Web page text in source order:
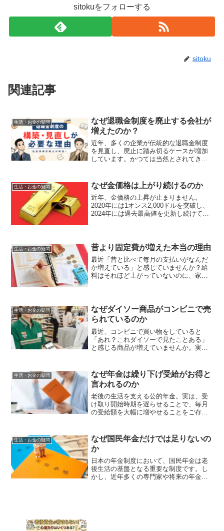
sitokuをフォローする
sitoku
関連記事
生活・お金の疑問
なぜ退職金制度を廃止する会社が
増えたのか？
近年、多くの企業が伝統的な退職金制度
を見直し、廃止に踏み切るケースが増加
しています。かつては当然とされてきた
検討していた際に「退職金がない会社が
思った以上に多くて驚いた...
生活・お金の疑問 なぜ金価格は上がり続けるのか
近年、金価格の上昇が止まりません。
2020年には1オンス2,000ドルを突破し、
2024年には過去最高値を更新し続けてい
を...
生活・お金の疑問 昔より固定費が増えた本当の理由
最近「昔と比べて毎月の支払いがなんだ
か増えている」と感じていませんか？給
料はそれほど上がっていないのに、家計
りません。社会構造の変化...
生活・お金の疑問
なぜダイソー商品がコンビニで売
られているのか
最近、コンビニで買い物をしていると
「あれ？これダイソーで見たことある」
と感じる商品が増えていませんか。実
です。100円ショップの代表格であるダイ
ソーの商品が、なぜ定価よ...
生活・お金の疑問
なぜ年金は繰り下げ受給がお得と
言われるのか
老後の生活を支える公的年金。実は、受
け取り開始時期を遅らせることで、毎月
の受給額を大幅に増やせることをご存知
ンナーから「繰り下げ受給」という制度
について詳しく教えていた...
生活・お金の疑問
なぜ国民年金だけでは足りないの
か
日本の年金制度において、国民年金は老
後生活の基盤となる重要な制度です。し
かし、近年多くの専門家や将来の年金受